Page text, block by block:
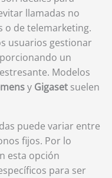
llamadas no
o de telemarketing.
usuarios gestionar
un
Modelos
y Gigaset suelen
puede variar entre
fijos. Por lo
esta opción
para ser